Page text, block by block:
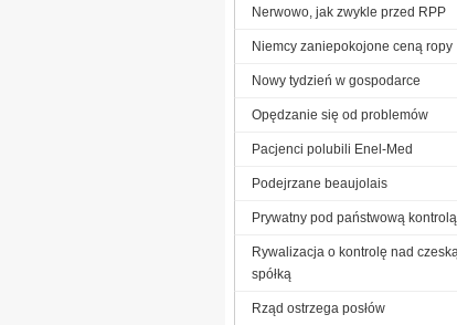
Nerwowo, jak zwykle przed RPP
Niemcy zaniepokojone ceną ropy
Nowy tydzień w gospodarce
Opędzanie się od problemów
Pacjenci polubili Enel-Med
Podejrzane beaujolais
Prywatny pod państwową kontrolą
Rywalizacja o kontrolę nad czeską
spółką
Rząd ostrzega posłów